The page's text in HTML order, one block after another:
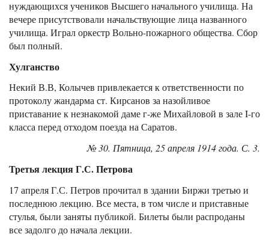
нуждающихся учеников Высшего начального училища. На
вечере присутствовали начальствующие лица названного
училища. Играл оркестр Вольно-пожарного общества. Сбор
был полный.
Хулганство
Некий В.В, Колычев привлекается к ответственности по
протоколу жандарма ст. Кирсанов за назойливое
приставание к незнакомой даме г-же Михайловой в зале I-го
класса перед отходом поезда на Саратов.
№ 30. Пятница, 25 апреля 1914 года. С. 3.
Третья лекция Г.С. Петрова
17 апреля Г.С. Петров прочитал в здании Биржи третью и
последнюю лекцию. Все места, в том числе и приставные
стулья, были заняты публикой. Билеты были распроданы
все задолго до начала лекции.